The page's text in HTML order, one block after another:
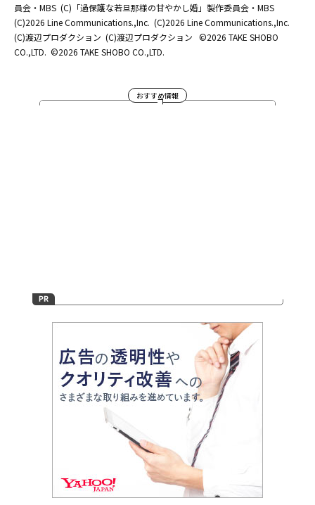
員会・MBS (C)「過保護な若旦那様の甘やかし婚」製作委員会・MBS
(C)2026 Line Communications.,Inc. (C)2026 Line Communications.,Inc.
(C)渡辺プロダクション (C)渡辺プロダクション ©2026 TAKE SHOBO
CO.,LTD. ©2026 TAKE SHOBO CO.,LTD.
おすすめ情報